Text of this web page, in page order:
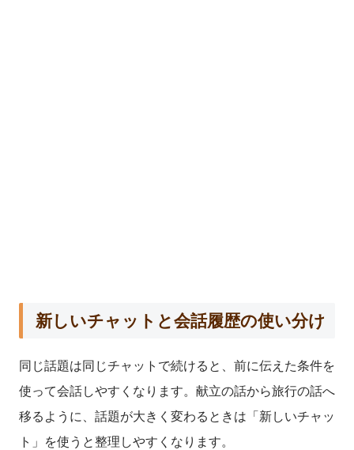
新しいチャットと会話履歴の使い分け
同じ話題は同じチャットで続けると、前に伝えた条件を
使って会話しやすくなります。献立の話から旅行の話へ
移るように、話題が大きく変わるときは「新しいチャッ
ト」を使うと整理しやすくなります。